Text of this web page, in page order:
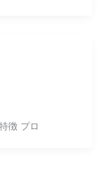
徴 プロ